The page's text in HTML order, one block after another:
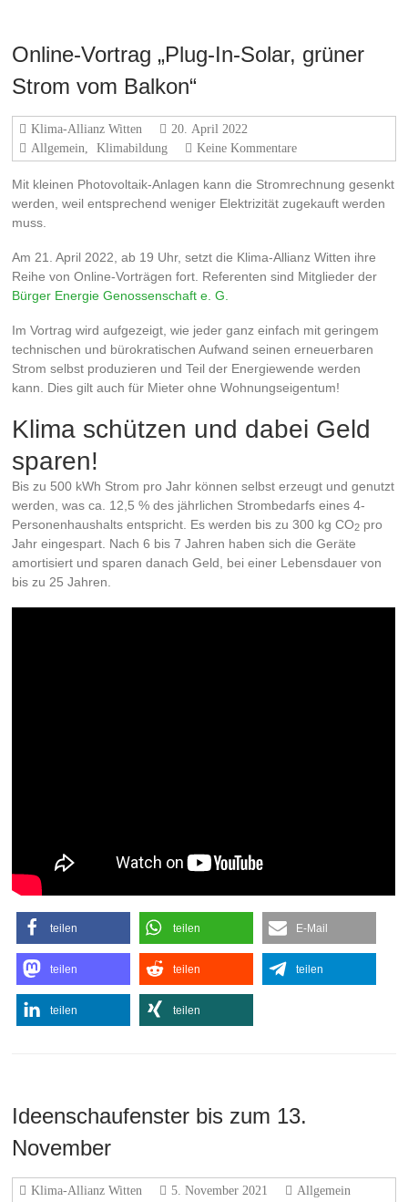
Online-Vortrag „Plug-In-Solar, grüner
Strom vom Balkon“
Klima-Allianz Witten
20. April 2022
Allgemein
Klimabildung Keine Kommentare
Mit kleinen Photovoltaik-Anlagen kann die Stromrechnung gesenkt
werden, weil entsprechend weniger Elektrizität zugekauft werden
muss.
Am 21. April 2022, ab 19 Uhr, setzt die Klima-Allianz Witten ihre
Reihe von Online-Vorträgen fort. Referenten sind Mitglieder der
Bürger Energie Genossenschaft e. G.
Im Vortrag wird aufgezeigt, wie jeder ganz einfach mit geringem
technischen und bürokratischen Aufwand seinen erneuerbaren
Strom selbst produzieren und Teil der Energiewende werden
kann. Dies gilt auch für Mieter ohne Wohnungseigentum!
Klima schützen und dabei Geld
sparen!
Bis zu 500 kWh Strom pro Jahr können selbst erzeugt und genutzt
werden, was ca. 12,5 % des jährlichen Strombedarfs eines 4-
Personenhaushalts entspricht. Es werden bis zu 300 kg CO2 pro
Jahr eingespart. Nach 6 bis 7 Jahren haben sich die Geräte
amortisiert und sparen danach Geld, bei einer Lebensdauer von
bis zu 25 Jahren.
teilen teilen E-Mail
teilen teilen teilen
teilen teilen
Ideenschaufenster bis zum 13.
November
Klima-Allianz Witten 5. November 2021 Allgemein